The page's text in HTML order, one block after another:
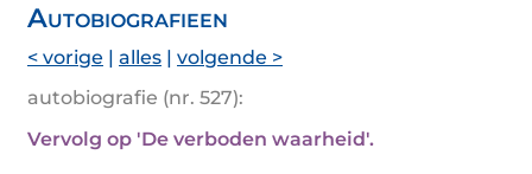
Autobiografieen
< vorige | alles | volgende >
autobiografie (nr. 527):
Vervolg op 'De verboden waarheid'.